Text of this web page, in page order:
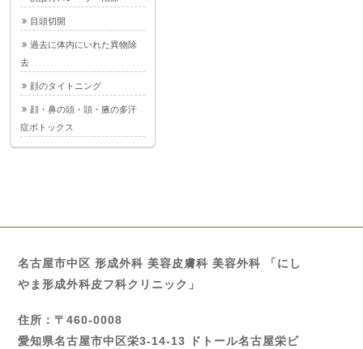
目頭切開
過去に体内にいれた異物除
去
顔のタイトニング
顔・鼻の頭・頭・腋の多汗
症ボトックス
名古屋市中区 形成外科 美容皮膚科 美容外科 「にし
やま形成外科皮フ科クリニック」
住所：〒460-0008
愛知県名古屋市中区栄3-14-13 ドトール名古屋栄ビ